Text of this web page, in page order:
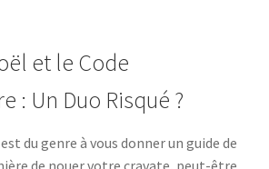
et le Code
: Un Duo Risqué ?
du genre à vous donner un guide de
de nouer votre cravate, peut-être